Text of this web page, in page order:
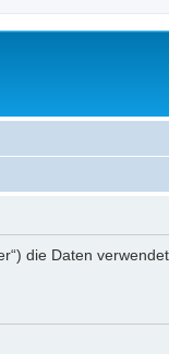
die Daten